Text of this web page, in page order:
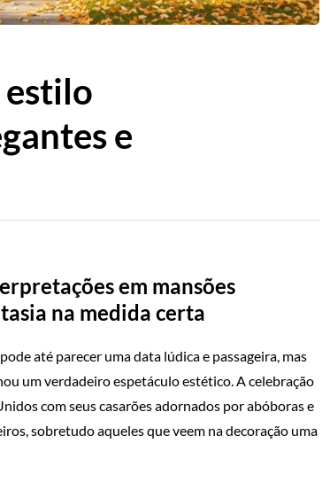
estilo
e
em mansões
na medida certa
até parecer uma data lúdica e passageira, mas
um verdadeiro espetáculo estético. A celebração
com seus casarões adornados por abóboras e
sobretudo aqueles que veem na decoração uma